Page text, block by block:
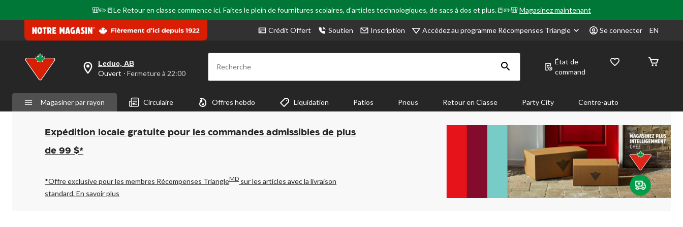
🎒✏️📒Le Retour en classe commence ici. Faites le plein de fournitures scolaires, d'articles technologiques, de sacs à dos et plus.📒✏️🎒Magasinez maintenant
Crédit Offert Soutien Inscription Accédez au programme Récompenses Triangle Se connecter EN
votre
est
Leduc,
AB,
Ouvert,
Fermeture
à
pour
changer
Leduc, AB
Ouvert ⋅ Fermeture à 22:00 Recherche
État de
command
Magasiner par rayon Circulaire Offres hebdo Liquidation Patios Pneus Retour en Classe Party City Centre-auto
Expédition locale gratuite pour les commandes admissibles de plus
de 99 $*
*Offre exclusive pour les membres Récompenses TriangleMD sur les articles avec la livraison
standard.En savoir plus
page.